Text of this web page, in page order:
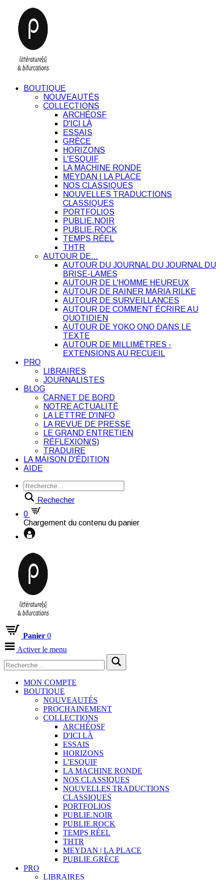
BOUTIQUE
NOUVEAUTÉS
COLLECTIONS
ARCHÉOSF
D'ICI LÀ
ESSAIS
GRÈCE
HORIZONS
L'ESQUIF
LA MACHINE RONDE
MEYDAN | LA PLACE
NOS CLASSIQUES
NOUVELLES TRADUCTIONS
CLASSIQUES
PORTFOLIOS
PUBLIE.NOIR
PUBLIE.ROCK
TEMPS RÉEL
THTR
AUTOUR DE…
AUTOUR DU JOURNAL DU JOURNAL DU
BRISE-LAMES
AUTOUR DE L'HOMME HEUREUX
AUTOUR DE RAINER MARIA RILKE
AUTOUR DE SURVEILLANCES
AUTOUR DE COMMENT ÉCRIRE AU
QUOTIDIEN
AUTOUR DE YOKO ONO DANS LE
TEXTE
AUTOUR DE MILLIMÈTRES -
EXTENSIONS AU RECUEIL
PRO
LIBRAIRES
JOURNALISTES
BLOG
CARNET DE BORD
NOTRE ACTUALITÉ
LA LETTRE D'INFO
LA REVUE DE PRESSE
LE GRAND ENTRETIEN
RÉFLEXION(S)
TRADUIRE
LA MAISON D'ÉDITION
AIDE
Rechecher
0
Chargement du contenu du panier
Panier 0
Activer le menu
MON COMPTE
BOUTIQUE
NOUVEAUTÉS
PROCHAINEMENT
COLLECTIONS
ARCHÉOSF
D'ICI LÀ
ESSAIS
HORIZONS
L'ESQUIF
LA MACHINE RONDE
NOS CLASSIQUES
NOUVELLES TRADUCTIONS
CLASSIQUES
PORTFOLIOS
PUBLIE.NOIR
PUBLIE.ROCK
TEMPS RÉEL
THTR
MEYDAN | LA PLACE
PUBLIE.GRÈCE
PRO
LIBRAIRES